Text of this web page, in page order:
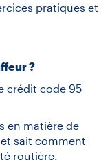
pratiques et
?
crédit code 95
en matière de
sait comment
routière.